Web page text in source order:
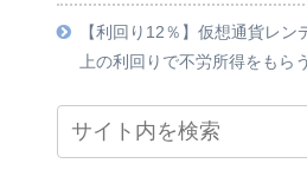
【利回り12％】仮想通貨レン
上の利回りで不労所得をもら